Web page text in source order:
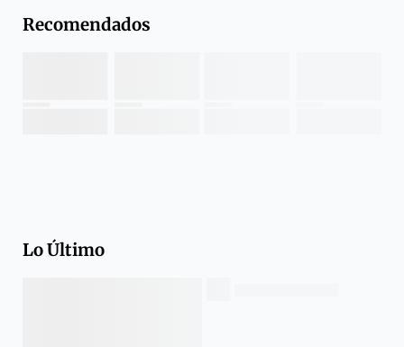
Recomendados
Lo Último